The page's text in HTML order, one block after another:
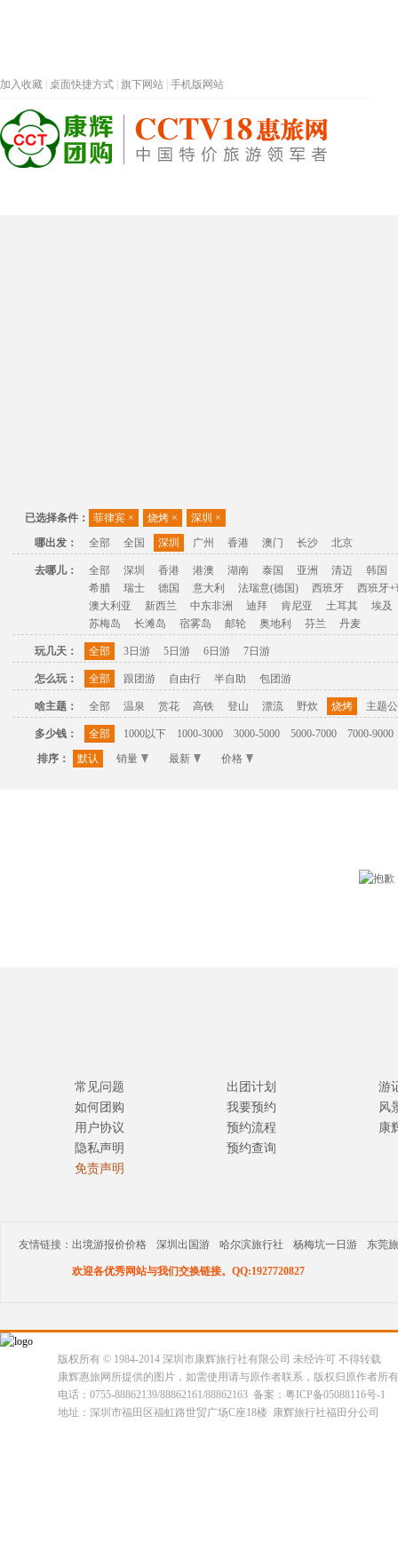
加入收藏 桌面快捷方式 旗下网站 手机版网站
已选择条件： 菲律宾 × 烧烤 × 深圳 ×
哪出发：
全部 全国 深圳 广州 香港 澳门 长沙 北京
去哪儿： 全部 深圳 香港 港澳 湖南 泰国 亚洲 清迈
韩国
希腊
瑞士 德国 意大利 法瑞意(德国) 西班牙
西班牙+
澳大利亚
新西兰 中东非洲 迪拜 肯尼亚 土耳其
埃及
苏梅岛
长滩岛 宿雾岛 邮轮 奥地利 芬兰 丹麦
玩几天： 全部 3日游 5日游 6日游 7日游
怎么玩： 全部 跟团游 自由行 半自助 包团游
啥主题： 全部 温泉 赏花 高铁 登山 漂流 野炊 烧烤 主题
多少钱： 全部 1000以下 1000-3000 3000-5000 5000-7000
7000-9000
排序：
默认 销量 最新 价格
常见问题
如何团购
用户协议
隐私声明
免责声明
出团计划
我要预约
预约流程
预约查询
游
风
康
友情链接： 出境游报价价格 深圳出国游 哈尔滨旅行社 杨梅坑一日游 东莞
欢迎各优秀网站与我们交换链接。QQ:1927720827
版权所有 © 1984-2014 深圳市康辉旅行社有限公司 未经许可 不得转载
康辉惠旅网所提供的图片，如需使用请与原作者联系，版权归原作者所
电话：0755-88862139/88862161/88862163 备案：粤ICP备05088116号-1
地址：深圳市福田区福虹路世贸广场C座18楼 康辉旅行社福田分公司